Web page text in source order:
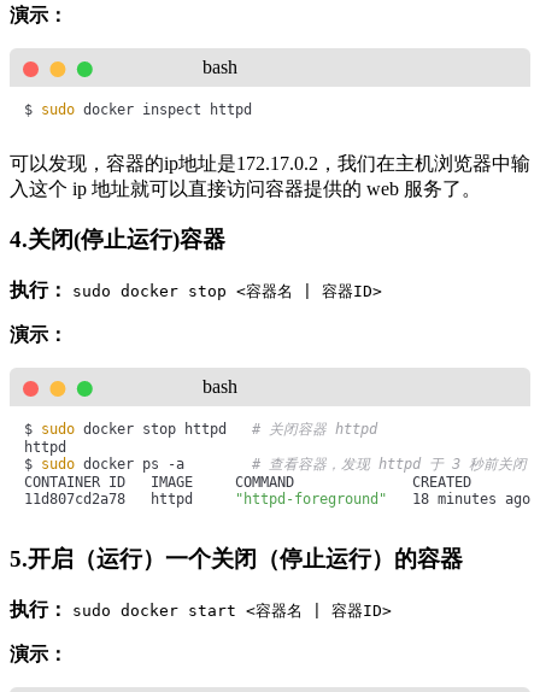
演示：
bash
$ sudo docker inspect httpd
可以发现，容器的ip地址是172.17.0.2，我们在主机浏览器中输
入这个 ip 地址就可以直接访问容器提供的 web 服务了。
4.关闭(停止运行)容器
执行： sudo docker stop <容器名 | 容器ID>
演示：
bash
$ sudo docker stop httpd # 关闭容器 httpd
httpd
$ sudo docker ps -a # 查看容器，发现 httpd 于 3 秒前关闭
CONTAINER ID   IMAGE     COMMAND              CREATED
11d807cd2a78   httpd
"httpd-foreground"
18 minutes ago
5.开启（运行）一个关闭（停止运行）的容器
执行： sudo docker start <容器名 | 容器ID>
演示：